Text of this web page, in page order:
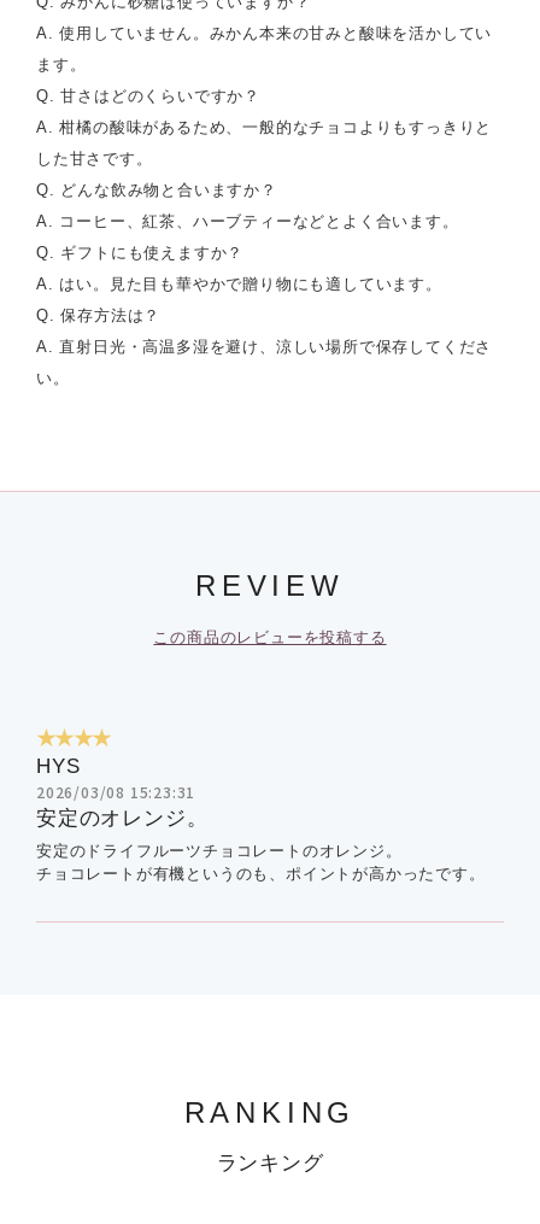
A. 使用していません。みかん本来の甘みと酸味を活かしてい
ます。
Q. 甘さはどのくらいですか？
A. 柑橘の酸味があるため、一般的なチョコよりもすっきりと
した甘さです。
Q. どんな飲み物と合いますか？
A. コーヒー、紅茶、ハーブティーなどとよく合います。
Q. ギフトにも使えますか？
A. はい。見た目も華やかで贈り物にも適しています。
Q. 保存方法は？
A. 直射日光・高温多湿を避け、涼しい場所で保存してくださ
い。
REVIEW
この商品のレビューを投稿する
★★★★
HYS
2026/03/08 15:23:31
安定のオレンジ。
安定のドライフルーツチョコレートのオレンジ。
チョコレートが有機というのも、ポイントが高かったです。
RANKING
ランキング